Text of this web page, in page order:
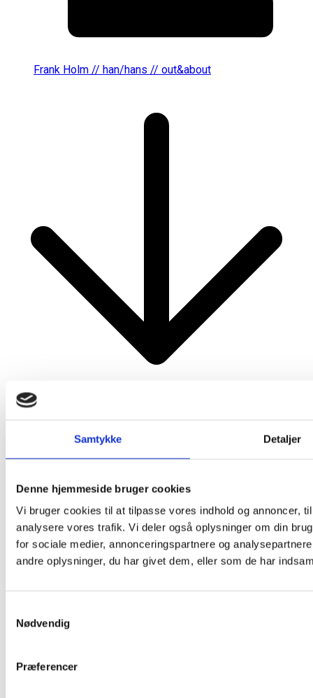
Samtykke Detaljer
Denne hjemmeside bruger cookies
Vi bruger cookies til at tilpasse vores indhold og annoncer,
analysere vores trafik. Vi deler også oplysninger om din
for sociale medier, annonceringspartnere og
andre oplysninger, du har givet dem, eller som de har
Nødvendig
Præferencer
Frank Holm // han/hans // out&about
Mest Læste